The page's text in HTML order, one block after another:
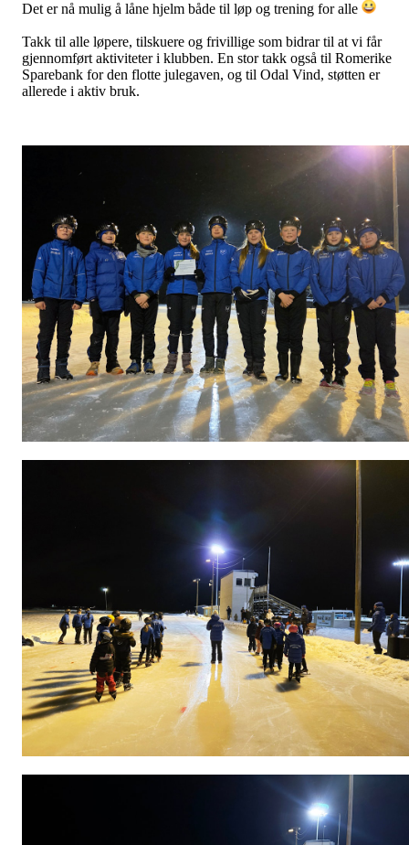
Det er nå mulig å låne hjelm både til løp og trening for alle
Takk til alle løpere, tilskuere og frivillige som bidrar til at vi får
gjennomført aktiviteter i klubben. En stor takk også til Romerike
Sparebank for den flotte julegaven, og til Odal Vind, støtten er
allerede i aktiv bruk.